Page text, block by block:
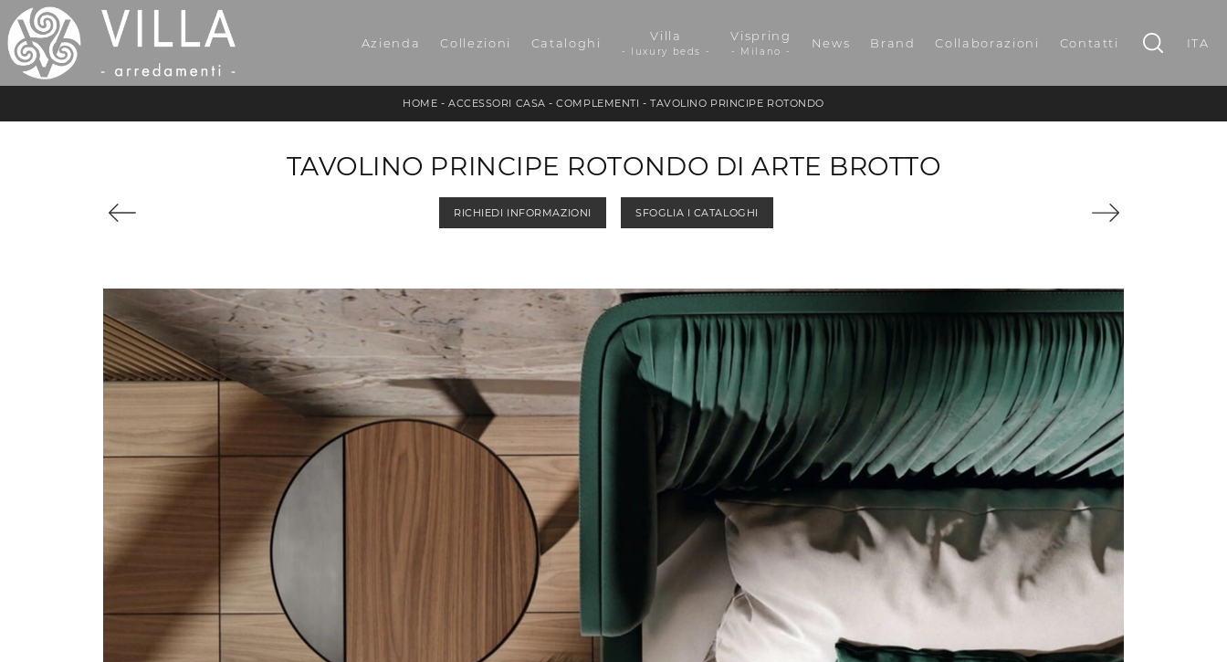
Azienda Collezioni Cataloghi Villa
- luxury beds -
Vispring
- Milano -
News Brand Collaborazioni Contatti ITA
HOME - ACCESSORI CASA -COMPLEMENTI -TAVOLINO PRINCIPE ROTONDO
TAVOLINO PRINCIPE ROTONDO DI ARTE BROTTO
RICHIEDI INFORMAZIONI SFOGLIA I CATALOGHI